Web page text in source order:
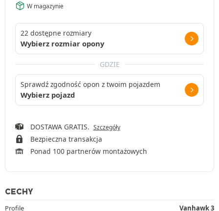
W magazynie
22 dostępne rozmiary
Wybierz rozmiar opony
GDZIE
Sprawdź zgodność opon z twoim pojazdem
Wybierz pojazd
DOSTAWA GRATIS. Szczegóły
Bezpieczna transakcja
Ponad 100 partnerów montażowych
CECHY
Profile
Vanhawk 3